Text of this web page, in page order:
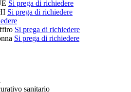
Si prega di richiedere
Si prega di richiedere
Si prega di richiedere
Si prega di richiedere
sanitario